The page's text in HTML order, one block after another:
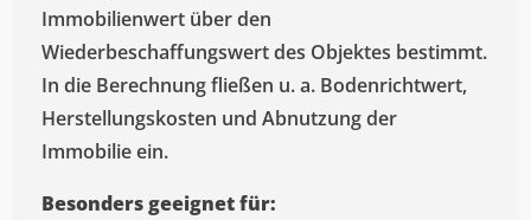
Immobilienwert über den
Wiederbeschaffungswert des Objektes bestimmt.
In die Berechnung fließen u. a. Bodenrichtwert,
Herstellungskosten und Abnutzung der
Immobilie ein.
Besonders geeignet für: